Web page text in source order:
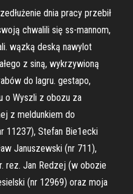
dnia pracy przebił
chwalili się ss-mannom,
wązką deską nawylot
z siną, wykrzywioną
do lagru. gestapo,
o Wyszli z obozu za
z meldunkiem do
11237), Stefan Bie1ecki
Januszewski (nr 711),
rez. Jan Redzej (w obozie
(nr 12969) oraz moja